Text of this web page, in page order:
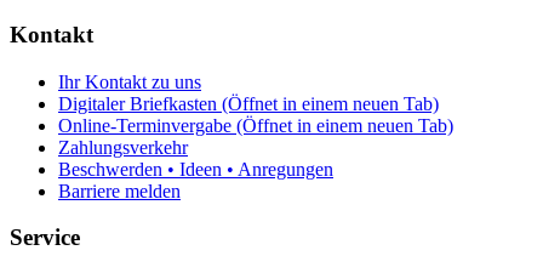
Kontakt
Ihr Kontakt zu uns
Digitaler Briefkasten (Öffnet in einem neuen Tab)
Online-Terminvergabe (Öffnet in einem neuen Tab)
Zahlungsverkehr
Beschwerden • Ideen • Anregungen
Barriere melden
Service